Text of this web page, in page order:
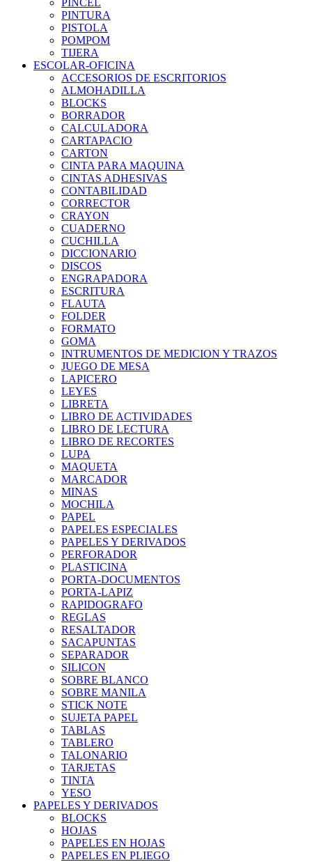
PINCEL
PINTURA
PISTOLA
POMPOM
TIJERA
ESCOLAR-OFICINA
ACCESORIOS DE ESCRITORIOS
ALMOHADILLA
BLOCKS
BORRADOR
CALCULADORA
CARTAPACIO
CARTON
CINTA PARA MAQUINA
CINTAS ADHESIVAS
CONTABILIDAD
CORRECTOR
CRAYON
CUADERNO
CUCHILLA
DICCIONARIO
DISCOS
ENGRAPADORA
ESCRITURA
FLAUTA
FOLDER
FORMATO
GOMA
INTRUMENTOS DE MEDICION Y TRAZOS
JUEGO DE MESA
LAPICERO
LEYES
LIBRETA
LIBRO DE ACTIVIDADES
LIBRO DE LECTURA
LIBRO DE RECORTES
LUPA
MAQUETA
MARCADOR
MINAS
MOCHILA
PAPEL
PAPELES ESPECIALES
PAPELES Y DERIVADOS
PERFORADOR
PLASTICINA
PORTA-DOCUMENTOS
PORTA-LAPIZ
RAPIDOGRAFO
REGLAS
RESALTADOR
SACAPUNTAS
SEPARADOR
SILICON
SOBRE BLANCO
SOBRE MANILA
STICK NOTE
SUJETA PAPEL
TABLAS
TABLERO
TALONARIO
TARJETAS
TINTA
YESO
PAPELES Y DERIVADOS
BLOCKS
HOJAS
PAPELES EN HOJAS
PAPELES EN PLIEGO